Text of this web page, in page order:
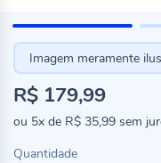
Imagem meramente
R$ 179,99
ou 5x de R$ 35,99 sem
Quantidade